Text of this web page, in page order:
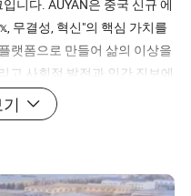
니다. AUYAN은 중국 신규 에
무결성, 혁신"의 핵심 가치를
랫폼으로 만들어 삶의 이상을
고 사회적 발전과 인간 진보에
을 계속𝕘고, 지속 가능𝕜 개발
혁명의 리더가 될 것을 결정
이 있는 경우 여기에서 답을
답변을 찾을 수 없는 경우 전
연 용접 실린더(듀어)의 적용